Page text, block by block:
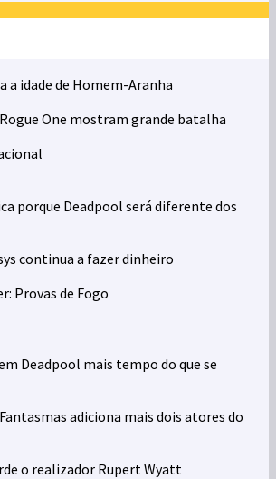
a idade de Homem-Aranha
One mostram grande batalha
porque Deadpool será diferente dos
continua a fazer dinheiro
Provas de Fogo
Deadpool mais tempo do que se
adiciona mais dois atores do
o realizador Rupert Wyatt